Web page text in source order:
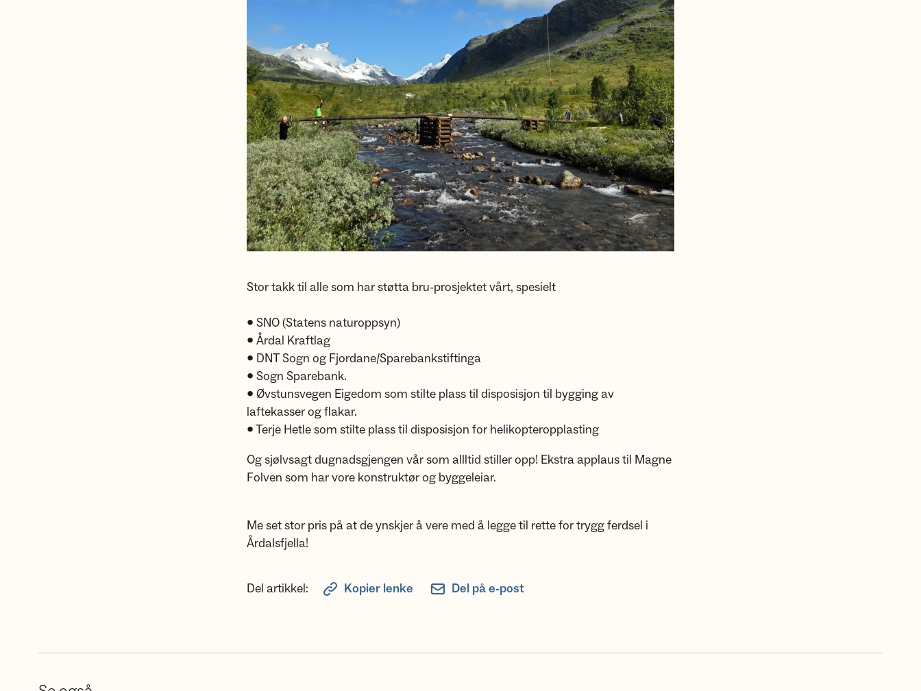
Stor takk til alle som har støtta bru-prosjektet vårt, spesielt
• SNO (Statens naturoppsyn)
• Årdal Kraftlag
• DNT Sogn og Fjordane/Sparebankstiftinga
• Sogn Sparebank.
• Øvstunsvegen Eigedom som stilte plass til disposisjon til bygging av
laftekasser og flakar.
• Terje Hetle som stilte plass til disposisjon for helikopteropplasting
Og sjølvsagt dugnadsgjengen vår som allltid stiller opp! Ekstra applaus til Magne
Folven som har vore konstruktør og byggeleiar.
Me set stor pris på at de ynskjer å vere med å legge til rette for trygg ferdsel i
Årdalsfjella!
Del artikkel: Kopier lenke Del på e-post